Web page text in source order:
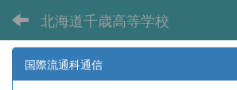
北海道千歳高等学校
国際流通科通信